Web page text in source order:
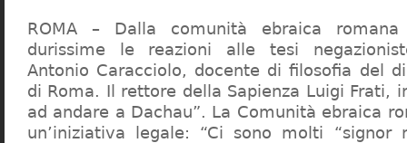
ROMA – Dalla comunità ebraica
durissime le reazioni alle tesi
Antonio Caracciolo, docente di filosofia del
di Roma. Il rettore della Sapienza Luigi Frati,
ad andare a Dachau”. La Comunità ebraica
un’iniziativa legale: “Ci sono molti “signor